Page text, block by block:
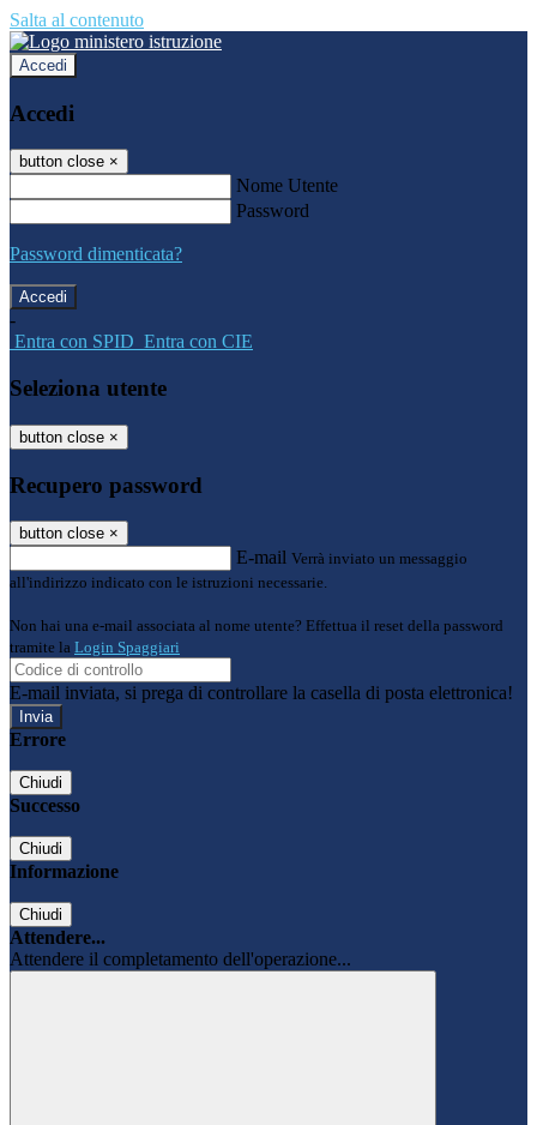
Salta al contenuto
Accedi
Accedi
button close ×
Nome Utente
Password
Password dimenticata?
-
Entra con SPID Entra con CIE
Seleziona utente
button close ×
Recupero password
button close ×
E-mail Verrà inviato un messaggio
all'indirizzo indicato con le istruzioni necessarie.
Non hai una e-mail associata al nome utente? Effettua il reset della password
tramite la Login Spaggiari
E-mail inviata, si prega di controllare la casella di posta elettronica!
Errore
Chiudi
Successo
Chiudi
Informazione
Chiudi
Attendere...
Attendere il completamento dell'operazione...